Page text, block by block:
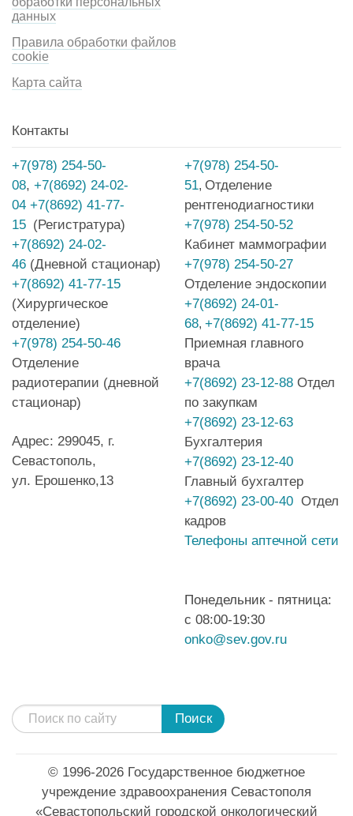
данных
Правила обработки файлов
cookie
Карта сайта
Контакты
+7(978) 254-50-
08, +7(8692) 24-02-
04 +7(8692) 41-77-
15 (Регистратура)
+7(8692) 24-02-
46 (Дневной стационар)
+7(8692) 41-77-15
(Хирургическое
отделение)
+7(978) 254-50-46
Отделение
радиотерапии (дневной
стационар)
Адрес: 299045, г.
Севастополь,
ул. Ерошенко,13
+7(978) 254-50-
51, Отделение
рентгенодиагностики
+7(978) 254-50-52
Кабинет маммографии
+7(978) 254-50-27
Отделение эндоскопии
+7(8692) 24-01-
68, +7(8692) 41-77-15
Приемная главного
врача
+7(8692) 23-12-88 Отдел
по закупкам
+7(8692) 23-12-63
Бухгалтерия
+7(8692) 23-12-40
Главный бухгалтер
+7(8692) 23-00-40 Отдел
кадров
Телефоны аптечной сети
Понедельник - пятница:
с 08:00-19:30
onko@sev.gov.ru
Поиск
© 1996-2026 Государственное бюджетное
учреждение здравоохранения Севастополя
«Севастопольский городской онкологический